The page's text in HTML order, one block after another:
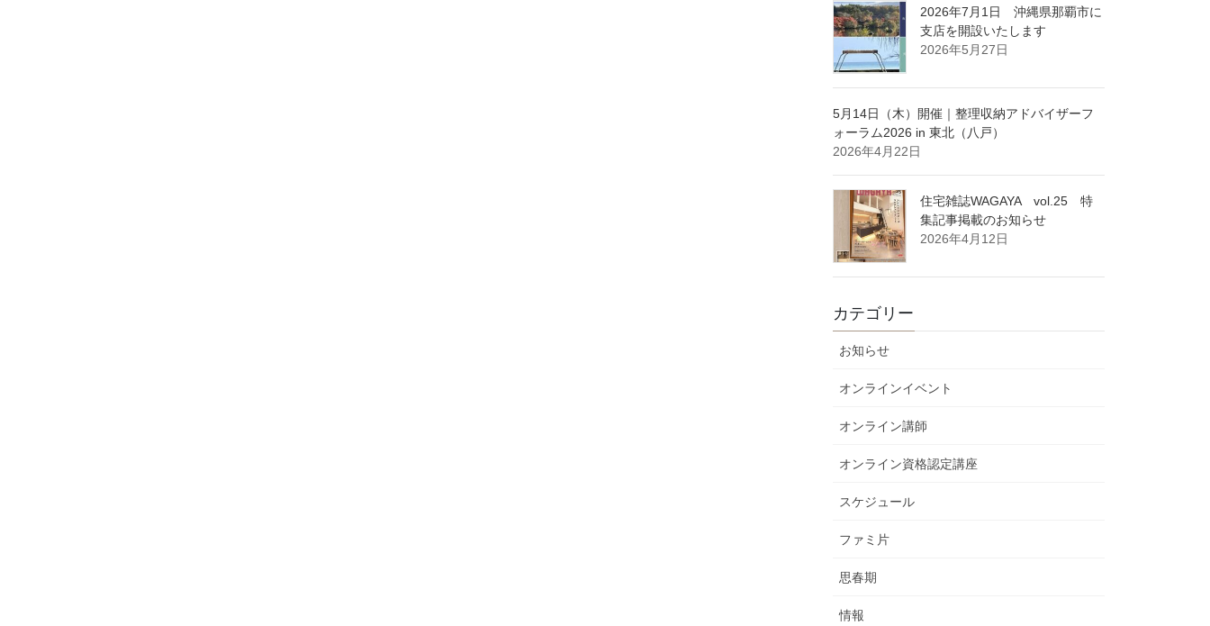
2026年7月1日 沖縄県那覇市に
支店を開設いたします
2026年5月27日
5月14日（木）開催｜整理収納アドバイザーフ
ォーラム2026 in 東北（八戸）
2026年4月22日
住宅雑誌WAGAYA vol.25 特
集記事掲載のお知らせ
2026年4月12日
カテゴリー
お知らせ
オンラインイベント
オンライン講師
オンライン資格認定講座
スケジュール
ファミ片
思春期
情報